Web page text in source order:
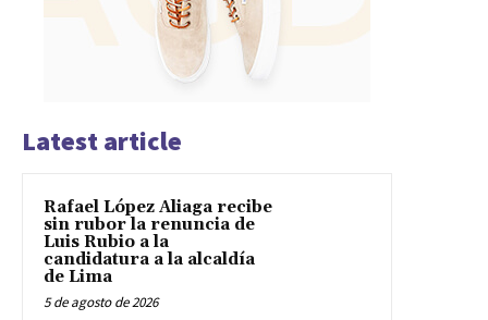
Latest article
Rafael López Aliaga recibe
sin rubor la renuncia de
Luis Rubio a la
candidatura a la alcaldía
de Lima
5 de agosto de 2026